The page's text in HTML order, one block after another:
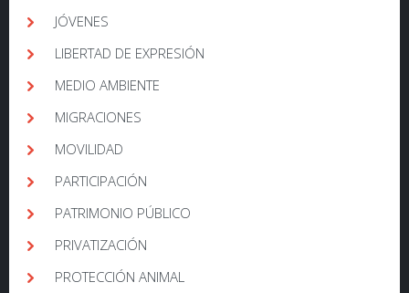
JÓVENES
LIBERTAD DE EXPRESIÓN
MEDIO AMBIENTE
MIGRACIONES
MOVILIDAD
PARTICIPACIÓN
PATRIMONIO PÚBLICO
PRIVATIZACIÓN
PROTECCIÓN ANIMAL